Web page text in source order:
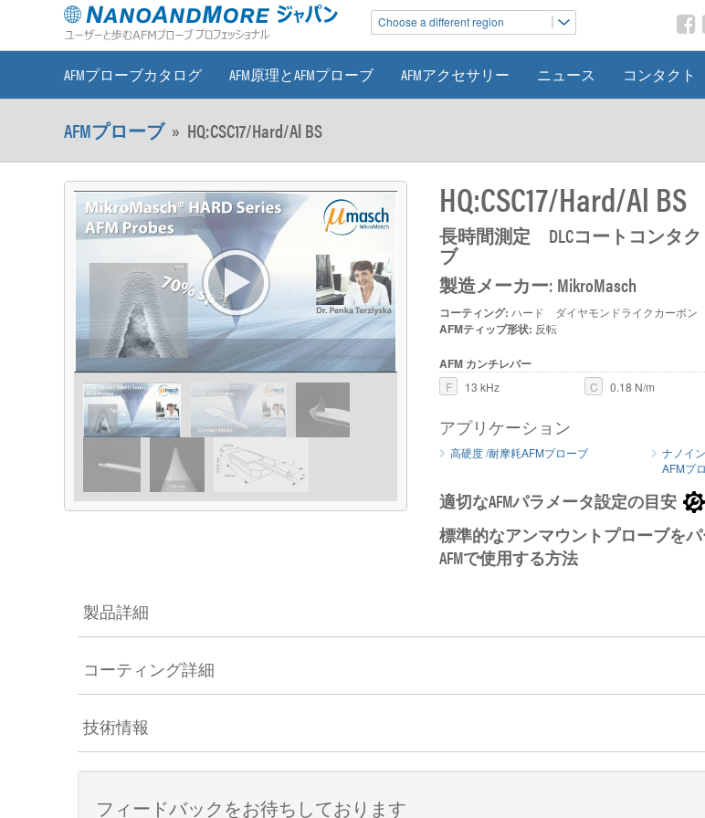
Choose a different region
AFMプローブカタログ AFM原理とAFMプローブ AFMアクセサリー ニュース コンタクト
AFMプローブ» HQ:CSC17/Hard/Al BS
HQ:CSC17/Hard/Al BS
長時間測定 DLCコートコンタク
ブ
製造メーカー: MikroMasch
コーティング: ハード ダイヤモンドライクカーボン
AFMティップ形状: 反転
AFM カンチレバー
F 13 kHz C 0.18 N/m
アプリケーション
高硬度 /耐摩耗AFMプローブ
ナノイ
AFMプ
適切なAFMパラメータ設定の目安
標準的なアンマウントプローブを
AFMで使用する方法
製品詳細
コーティング詳細
技術情報
フィードバックをお待ちしております